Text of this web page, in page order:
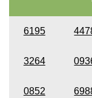
6195
3264
0852